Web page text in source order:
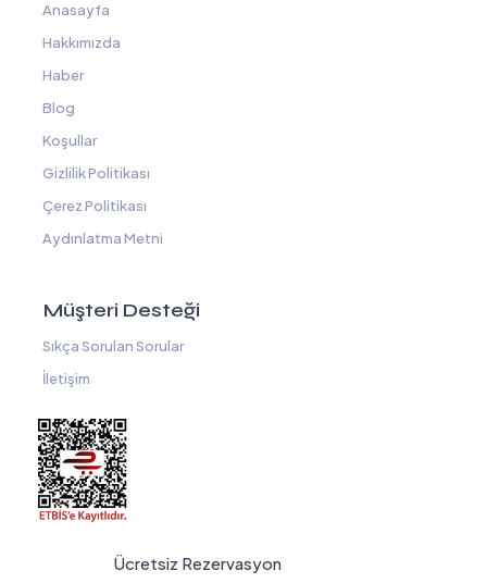
Anasayfa
Hakkımızda
Haber
Blog
Koşullar
Gizlilik Politikası
Çerez Politikası
Aydınlatma Metni
Müşteri Desteği
Sıkça Sorulan Sorular
İletişim
Ücretsiz Rezervasyon